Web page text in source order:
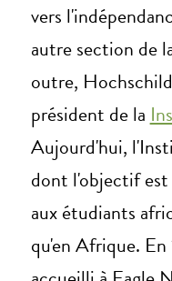
vers
autre section de
outre,
président de la
Aujourd'hui,
dont l'objectif
aux étudiants
qu'en Afrique.